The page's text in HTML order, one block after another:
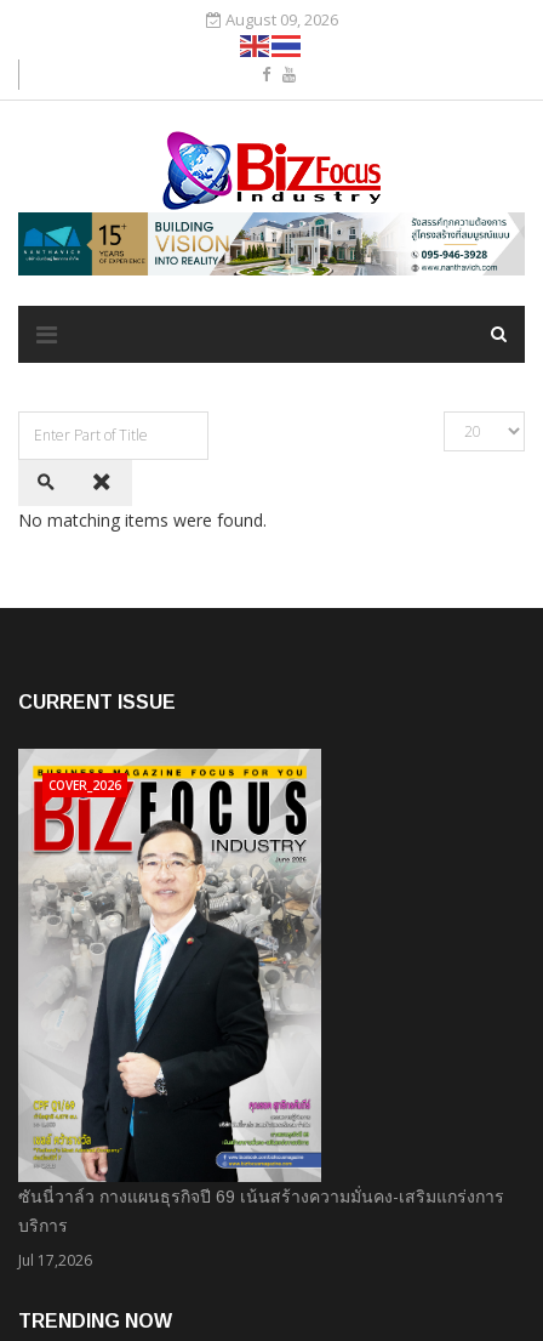
August 09, 2026
No matching items were found.
CURRENT ISSUE
ซันนี่วาล์ว กางแผนธุรกิจปี 69 เน้นสร้างความมั่นคง-เสริมแกร่งการ
บริการ
Jul 17,2026
COVER_2026
TRENDING NOW